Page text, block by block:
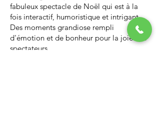
fabuleux spectacle de Noël qui est à la
fois interactif, humoristique et intrigant.
Des moments grandiose rempli
d'émotion et de bonheur pour la joie des
spectateurs.